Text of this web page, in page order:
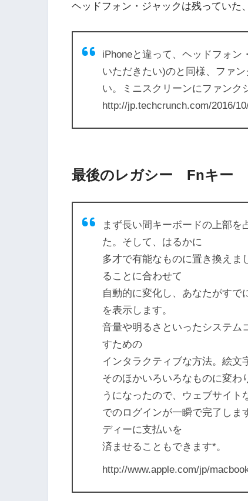
ヘッドフォン・ジャックは残っていた
iPhoneと違って、ヘッドフォン
いただきたい)のと同様、ファ
い。ミニスクリーンにファンク
http://jp.techcrunch.com/2016/
最後のレガシー Fnキー
まず長い間キーボードの上部
た。そして、はるかに
多才で有能なものに置き換えま
ることに合わせて
自動的に変化し、あなたがすで
を表示します。
音量や明るさといったシステム
すための
インタラクティブな方法。絵文
そのほかいろいろなものに変わ
うになったので、ウェブサイト
でのログインが一瞬で完了しま
ディーに支払いを
済ませることもできます*。
http://www.apple.com/jp/